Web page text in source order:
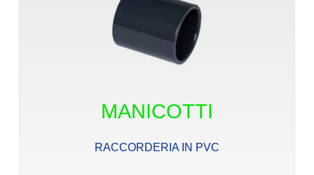
MANICOTTI
RACCORDERIA IN PVC